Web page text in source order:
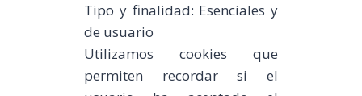
Tipo y finalidad: Esenciales y
de usuario
Utilizamos cookies que
permiten recordar si el